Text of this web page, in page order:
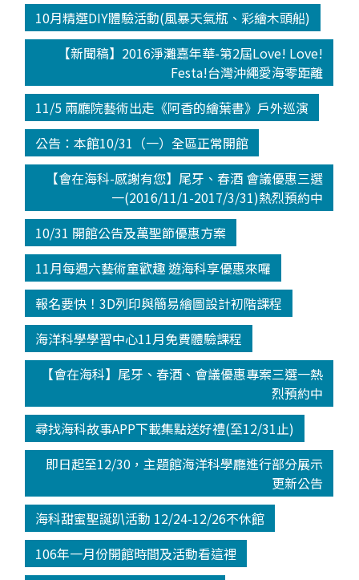
10月精選DIY體驗活動(風暴天氣瓶、彩繪木頭船)
【新聞稿】2016淨灘嘉年華-第2屆Love! Love!
Festa!台灣沖繩愛海零距離
11/5 兩廳院藝術出走《阿香的繪葉書》戶外巡演
公告：本館10/31（一）全區正常開館
【會在海科-感謝有您】尾牙、春酒 會議優惠三選
一(2016/11/1-2017/3/31)熱烈預約中
10/31 開館公告及萬聖節優惠方案
11月每週六藝術童歡趣 遊海科享優惠來囉
報名要快！3D列印與簡易繪圖設計初階課程
海洋科學學習中心11月免費體驗課程
【會在海科】尾牙、春酒、會議優惠專案三選一熱
烈預約中
尋找海科故事APP下載集點送好禮(至12/31止)
即日起至12/30，主題館海洋科學廳進行部分展示
更新公告
海科甜蜜聖誕趴活動 12/24-12/26不休館
106年一月份開館時間及活動看這裡